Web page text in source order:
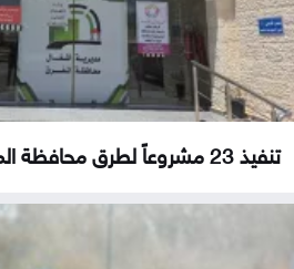
تنفيذ 23 مشروعاً لطرق محافظة المفرق